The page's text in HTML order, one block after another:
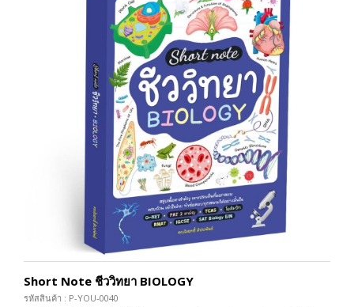
Short Note ชีววิทยา BIOLOGY
รหัสสินค้า : P-YOU-0040